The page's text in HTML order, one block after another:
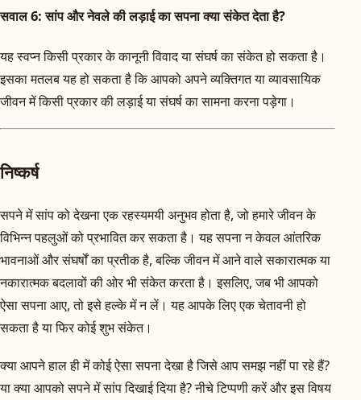
सवाल 6: सांप और नेवले की लड़ाई का सपना क्या संकेत देता है?
यह स्वप्न किसी प्रकार के कानूनी विवाद या संघर्ष का संकेत हो सकता है।
इसका मतलब यह हो सकता है कि आपको अपने व्यक्तिगत या व्यावसायिक
जीवन में किसी प्रकार की लड़ाई या संघर्ष का सामना करना पड़ेगा।
निष्कर्ष
सपने में सांप को देखना एक रहस्यमयी अनुभव होता है, जो हमारे जीवन के
विभिन्न पहलुओं को प्रभावित कर सकता है। यह सपना न केवल आंतरिक
भावनाओं और संघर्षों का प्रतीक है, बल्कि जीवन में आने वाले सकारात्मक या
नकारात्मक बदलावों की ओर भी संकेत करता है। इसलिए, जब भी आपको
ऐसा सपना आए, तो इसे हल्के में न लें। यह आपके लिए एक चेतावनी हो
सकता है या फिर कोई शुभ संकेत।
क्या आपने हाल ही में कोई ऐसा सपना देखा है जिसे आप समझ नहीं पा रहे हैं?
या क्या आपको सपने में सांप दिखाई दिया है? नीचे टिप्पणी करें और इस विषय